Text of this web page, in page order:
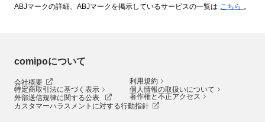
ABJマークの詳細、ABJマークを掲示しているサービスの一覧は こちら 。
comipoについて
会社概要
利用規約
特定商取引法に基づく表示
個人情報の取扱いについて
外部送信規律に関する公表
著作権と不正アクセス
カスタマーハラスメントに対する行動指針